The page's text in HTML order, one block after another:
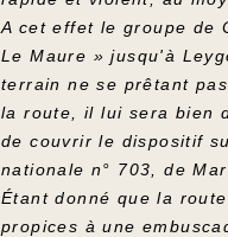
A cet effet le groupe de
Le Maure » jusqu'à
terrain ne se prêtant
la route, il lui sera bien
de couvrir le dispositif
nationale n° 703, de
Étant donné que la
propices à une